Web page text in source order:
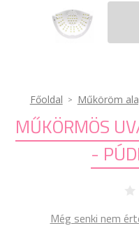
Főoldal Műköröm
MŰKÖRMÖS
-
Még senki nem